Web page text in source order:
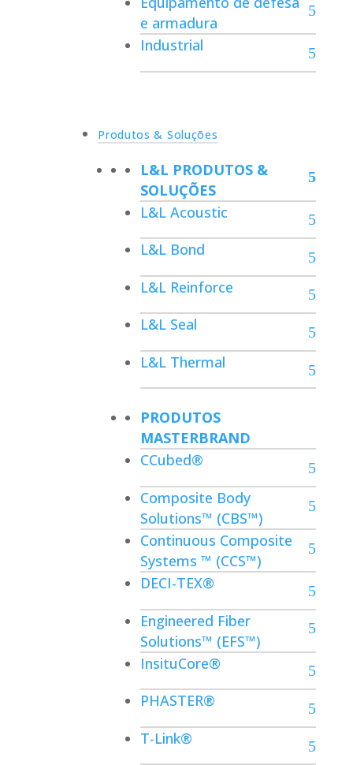
e armadura
Industrial
Produtos & Soluções
L&L PRODUTOS &
SOLUÇÕES
L&L Acoustic
L&L Bond
L&L Reinforce
L&L Seal
L&L Thermal
PRODUTOS
MASTERBRAND
CCubed®
Composite Body
Solutions™ (CBS™)
Continuous Composite
Systems ™ (CCS™)
DECI-TEX®
Engineered Fiber
Solutions™ (EFS™)
InsituCore®
PHASTER®
T-Link®